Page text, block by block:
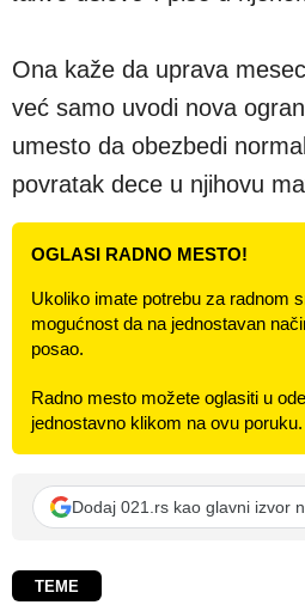
Ona kaže da uprava
već samo uvodi nova
umesto da obezbedi
povratak dece u njihovu
OGLASI RADNO MESTO!
Ukoliko imate potrebu za radnom
mogućnost da na jednostavan
posao.
Radno mesto možete oglasiti u
jednostavno klikom na ovu poruku.
Dodaj 021.rs kao glavni izvor
TEME